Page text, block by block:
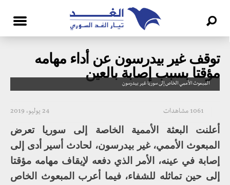
توقف غير بيدرسون عن أداء مهامه
مؤقتا بسبب إصابة بالعين
المبعوث الأممي الخاص إلى سوريا غير بيدرسون
24 يوليو، 2019 1061 مشاهدات
أعلنت البعثة الأممية الخاصة إلى سوريا تعرض
المبعوث الأممي، غير بيدرسون، لحادث أسير أدى إلى
إصابة في عينه، الأمر الذي دفعه لإيقاف مهامه مؤقتا
إلى حين تماثله للشفاء، فيما أعرب المبعوث الخاص